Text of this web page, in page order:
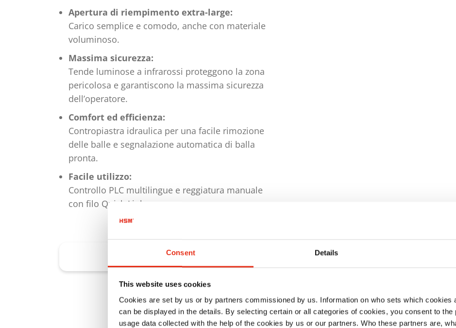
Consent Details
This website uses cookies
Cookies are set by us or by partners commissioned by us. Information on who sets which cookies
can be displayed in the details. By selecting certain or all categories of cookies, you consent to the
usage data collected with the help of the cookies by us or our partners. Who these partners are,
Apertura di riempimento extra-large:
Carico semplice e comodo, anche con materiale
voluminoso.
Massima sicurezza:
Tende luminose a infrarossi proteggono la zona
pericolosa e garantiscono la massima sicurezza
dell’operatore.
Comfort ed efficienza:
Contropiastra idraulica per una facile rimozione
delle balle e segnalazione automatica di balla
pronta.
Facile utilizzo:
Controllo PLC multilingue e reggiatura manuale
con filo Quick-Link.
Richiedi subito una consulenza